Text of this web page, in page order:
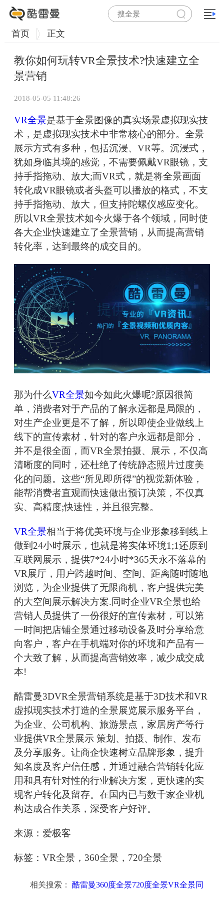
首页 正文
教你如何玩转VR全景技术?快速建立全
景营销
2018-05-05 11:48:26
VR全景是基于全景图像的真实场景虚拟现实技
术，是虚拟现实技术中非常核心的部分。全景
展示方式有多种，包括沉浸、VR等。沉浸式，
犹如身临其境的感觉，不需要佩戴VR眼镜，支
持手指拖动、放大;而VR式，就是将全景画面
转化成VR眼镜或者头盔可以播放的格式，不支
持手指拖动、放大，但支持陀螺仪感应变化。
所以VR全景技术如今火爆于各个领域，同时使
各大企业快速建立了全景营销，从而提高营销
转化率，达到最终的成交目的。
那为什么VR全景如今如此火爆呢?原因很简
单，消费者对于产品的了解永远都是局限的，
对生产企业更是不了解，所以即使企业做线上
线下的宣传素材，针对的客户永远都是部分，
并不是很全面，而VR全景拍摄、展示，不仅高
清晰度的同时，还杜绝了传统静态照片过度美
化的问题。这些“所见即所得”的视觉新体验，
能帮消费者直观而快速做出预订决策，不仅真
实、高精度;快速性，并且很完整。
VR全景相当于将优美环境与企业形象移到线上
做到24小时展示，也就是将实体环境1;1还原到
互联网展示，提供7*24小时*365天永不落幕的
VR展厅，用户跨越时间、空间、距离随时随地
浏览，为企业提供了无限商机，客户提供完美
的大空间展示解决方案.同时企业VR全景也给
营销人员提供了一份很好的宣传素材，可以第
一时间把店铺全景通过移动设备及时分享给意
向客户，客户在手机端对你的环境和产品有一
个大致了解，从而提高营销效率，减少成交成
本!
酷雷曼3DVR全景营销系统是基于3D技术和VR
虚拟现实技术打造的全景展览展示服务平台，
为企业、公司机构、旅游景点，家居房产等行
业提供VR全景展示 策划、拍摄、制作、发布
及分享服务。让商企快速树立品牌形象，提升
知名度及客户信任感，并通过融合营销转化应
用和具有针对性的行业解决方案，更快速的实
现客户转化及留存。在国内已与数千家企业机
构达成合作关系，深受客户好评。
来源：爱极客
标签：VR全景，360全景，720全景
相关搜索： 酷雷曼360度全景720度全景VR全景同